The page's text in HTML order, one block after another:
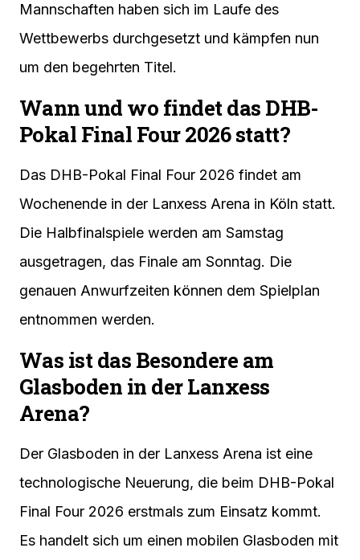
Mannschaften haben sich im Laufe des
Wettbewerbs durchgesetzt und kämpfen nun
um den begehrten Titel.
Wann und wo findet das DHB-
Pokal Final Four 2026 statt?
Das DHB-Pokal Final Four 2026 findet am
Wochenende in der Lanxess Arena in Köln statt.
Die Halbfinalspiele werden am Samstag
ausgetragen, das Finale am Sonntag. Die
genauen Anwurfzeiten können dem Spielplan
entnommen werden.
Was ist das Besondere am
Glasboden in der Lanxess
Arena?
Der Glasboden in der Lanxess Arena ist eine
technologische Neuerung, die beim DHB-Pokal
Final Four 2026 erstmals zum Einsatz kommt.
Es handelt sich um einen mobilen Glasboden mit